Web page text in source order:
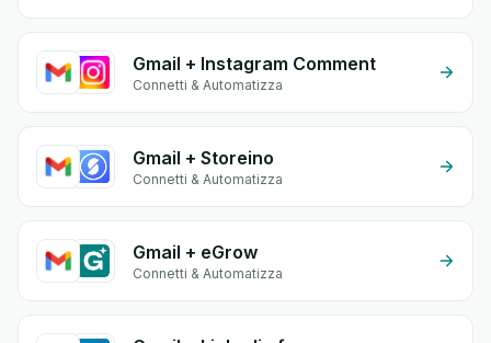
Gmail + Instagram Comment
Connetti & Automatizza
Gmail + Storeino
Connetti & Automatizza
Gmail + eGrow
Connetti & Automatizza